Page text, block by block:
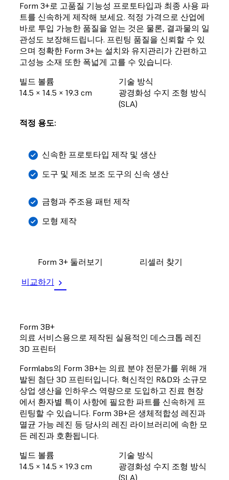
Form 3+로 고품질 기능성 프로토타입과 최종 사용 파
트를 신속하게 제작해 보세요. 적정 가격으로 산업에
바로 투입 가능한 품질을 얻는 것은 물론, 결과물의 일
관성도 보장해드립니다. 프린팅 품질을 신뢰할 수 있
으며 정확한 Form 3+는 설치와 유지관리가 간편하고
고성능 소재 또한 폭넓게 고를 수 있습니다.
빌드 볼륨
14.5 × 14.5 × 19.3 cm
기술 방식
광경화성 수지 조형 방식
(SLA)
적정 용도:
신속한 프로토타입 제작 및 생산
도구 및 제조 보조 도구의 신속 생산
금형과 주조용 패턴 제작
모형 제작
Form 3+ 둘러보기
리셀러 찾기
비교하기
Form 3B+
의료 서비스용으로 제작된 실용적인 데스크톱 레진
3D 프린터
Formlabs의 Form 3B+는 의료 분야 전문가를 위해 개
발된 첨단 3D 프린터입니다. 혁신적인 R&D와 소규모
상업 생산을 인하우스 역량으로 도입하고 진료 현장
에서 환자별 특이 사항에 필요한 파트를 신속하게 프
린팅할 수 있습니다. Form 3B+은 생체적합성 레진과
멸균 가능 레진 등 당사의 레진 라이브러리에 속한 모
든 레진과 호환됩니다.
빌드 볼륨
14.5 × 14.5 × 19.3 cm
기술 방식
광경화성 수지 조형 방식
(SLA)